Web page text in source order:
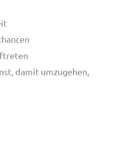
damit umzugehen,